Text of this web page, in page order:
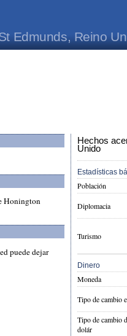
Edmunds, Reino
Honington
puede dejar
Hechos
Unido
Estadísticas
Población
Diplomacia
Turismo
Dinero
Moneda
Tipo de cambio
Tipo de cambio
dolár